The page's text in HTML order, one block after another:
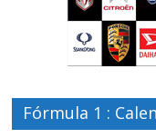
Fórmula 1 :